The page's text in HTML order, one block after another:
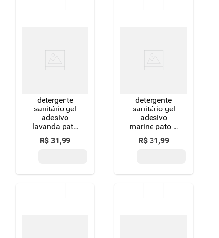
detergente
sanitário gel
adesivo
lavanda pato
38g cada 2
unidades 12
R$ 31,99
detergente
sanitário gel
adesivo
marine pato 2
unidades 38g
cada 12
R$ 31,99